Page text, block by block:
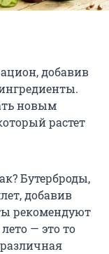
добавив
новым
растет
Бутерброды,
добавив
рекомендуют
— это то